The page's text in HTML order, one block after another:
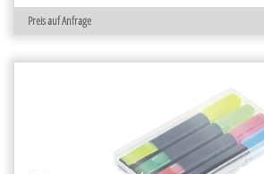
Preis auf Anfrage